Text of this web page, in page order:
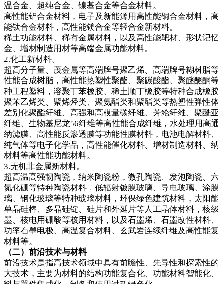
温合金、超纯合金、镍基合金等合金材料。
高性能铝合金材料，电子及新能源用高性能铜合金材料，
能钛合金材料，高性能镁合金等轻合金新材料。
稀土功能材料、稀有金属材料，以及高性能靶材、形状记
金、增材制造用材等高端金属功能材料。
2.化工新材料。
超高分子量、茂金属等高端牌号聚乙烯、高端牌号糊树脂
性能合成树脂，高性能热塑性聚酯、聚碳酸酯、聚醚醚酮
种工程塑料，溶聚丁苯橡胶、稀土顺丁橡胶等特种合成橡
聚苯乙烯类、聚烯烃类、聚氨酯类和聚酯类等热塑性弹性
差别化聚酯纤维、高强和高模量碳纤维、芳纶纤维、聚酰
纤维、生物基尼龙56纤维等高性能合成纤维，水处理用高
纳滤膜、高性能反渗透膜等功能性膜材料，电池电解材料
纯气体等电子化学品，高性能催化材料、增材制造材料、
材料等高性能功能材料。
3.无机非金属新材料。
超高温高强韧陶瓷，纳米陶瓷粉，微孔陶瓷、发泡陶瓷、
氮化硼等特种陶瓷材料，低辐射镀膜玻璃、导电玻璃、涂
璃、钢化玻璃等特种玻璃材料，环保绿色建筑材料，太阳
单晶硅棒、多晶硅锭、硅片和外延片等人工晶体材料，核
墨、核电用硼酸等核用材料，以及石墨烯、石墨改性材料
功率石墨电极、高温复合材料、玄武岩连续纤维及高性能
材料等。
（二）前沿技术与材料
前沿技术是指高技术领域中具有前瞻性、先导性和探索性
大技术，主要为材料的结构功能复合化、功能材料智能化